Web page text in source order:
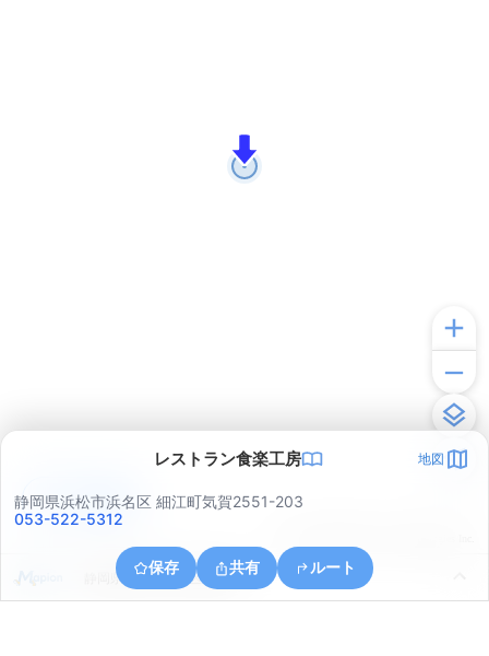
レストラン食楽工房 地図
静岡県浜松市浜名区 細江町気賀2551-203
053-522-5312
保存 共有 ルート
静岡県浜松市中央区根洗町
アプリで見る